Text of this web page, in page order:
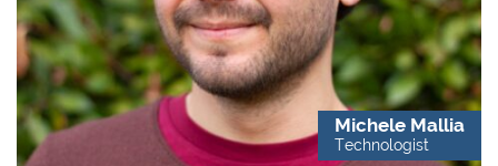
Michele Mallia
Technologist